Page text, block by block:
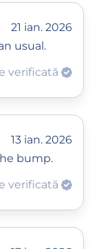
21 ian. 2026
usual.
verificată
13 ian. 2026
bump.
verificată